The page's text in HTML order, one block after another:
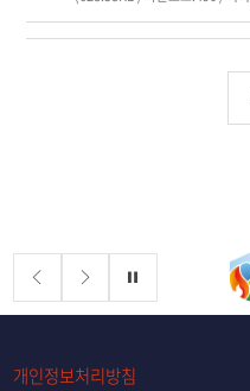
배너존
개인정보처리방침